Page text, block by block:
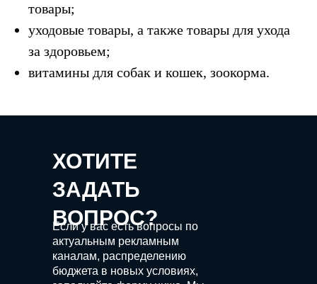
товары;
уходовые товары, а также товары для ухода
за здоровьем;
витамины для собак и кошек, зоокорма.
ХОТИТЕ
ЗАДАТЬ
ВОПРОС?
Если у вас есть вопросы по
актуальным рекламным
каналам, распределению
бюджета в новых условиях,